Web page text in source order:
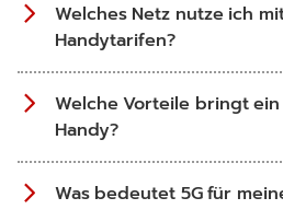
Welches Netz nutze ich
Handytarifen?
Welche Vorteile bringt
Handy?
Was bedeutet 5G für